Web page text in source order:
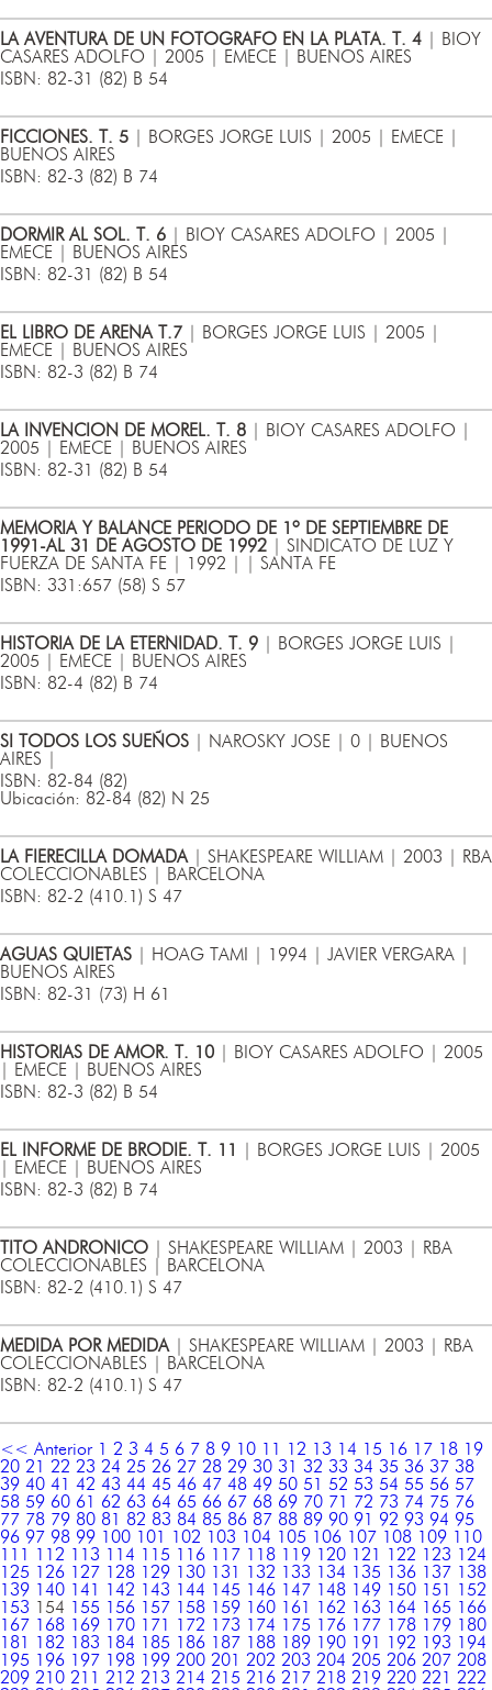
LA AVENTURA DE UN FOTOGRAFO EN LA PLATA. T. 4 | BIOY
CASARES ADOLFO | 2005 | EMECE | BUENOS AIRES
ISBN: 82-31 (82) B 54
FICCIONES. T. 5 | BORGES JORGE LUIS | 2005 | EMECE |
BUENOS AIRES
ISBN: 82-3 (82) B 74
DORMIR AL SOL. T. 6 | BIOY CASARES ADOLFO | 2005 |
EMECE | BUENOS AIRES
ISBN: 82-31 (82) B 54
EL LIBRO DE ARENA T.7 | BORGES JORGE LUIS | 2005 |
EMECE | BUENOS AIRES
ISBN: 82-3 (82) B 74
LA INVENCION DE MOREL. T. 8 | BIOY CASARES ADOLFO |
2005 | EMECE | BUENOS AIRES
ISBN: 82-31 (82) B 54
MEMORIA Y BALANCE PERIODO DE 1º DE SEPTIEMBRE DE
1991-AL 31 DE AGOSTO DE 1992 | SINDICATO DE LUZ Y
FUERZA DE SANTA FE | 1992 | | SANTA FE
ISBN: 331:657 (58) S 57
HISTORIA DE LA ETERNIDAD. T. 9 | BORGES JORGE LUIS |
2005 | EMECE | BUENOS AIRES
ISBN: 82-4 (82) B 74
SI TODOS LOS SUEÑOS | NAROSKY JOSE | 0 | BUENOS
AIRES |
ISBN: 82-84 (82)
Ubicación: 82-84 (82) N 25
LA FIERECILLA DOMADA | SHAKESPEARE WILLIAM | 2003 | RBA
COLECCIONABLES | BARCELONA
ISBN: 82-2 (410.1) S 47
AGUAS QUIETAS | HOAG TAMI | 1994 | JAVIER VERGARA |
BUENOS AIRES
ISBN: 82-31 (73) H 61
HISTORIAS DE AMOR. T. 10 | BIOY CASARES ADOLFO | 2005
| EMECE | BUENOS AIRES
ISBN: 82-3 (82) B 54
EL INFORME DE BRODIE. T. 11
| BORGES JORGE LUIS | 2005
| EMECE | BUENOS AIRES
ISBN: 82-3 (82) B 74
TITO ANDRONICO | SHAKESPEARE WILLIAM | 2003 | RBA
COLECCIONABLES | BARCELONA
ISBN: 82-2 (410.1) S 47
MEDIDA POR MEDIDA | SHAKESPEARE WILLIAM | 2003 | RBA
COLECCIONABLES | BARCELONA
ISBN: 82-2 (410.1) S 47
<< Anterior 1 2 3 4 5 6 7 8 9 10 11 12 13 14 15 16 17 18 19
20 21 22 23 24 25 26 27 28 29 30 31 32 33 34 35 36 37 38
39 40 41 42 43 44 45 46 47 48 49 50 51 52 53 54 55 56 57
58 59 60 61 62 63 64 65 66 67 68 69 70 71 72 73 74 75 76
77 78 79 80 81 82 83 84 85 86 87 88 89 90 91 92 93 94 95
96 97 98 99 100 101 102 103 104 105 106 107 108 109 110
111
112 113 114 115 116 117 118 119 120 121 122 123 124
125 126 127 128 129 130 131 132 133 134 135 136 137 138
139 140 141 142 143 144 145 146 147 148 149 150 151
152
153 154 155 156 157 158 159 160 161 162 163 164 165 166
167 168 169 170 171 172 173 174 175 176 177 178 179 180
181
182 183 184 185 186 187 188 189 190 191 192 193 194
195 196 197 198 199 200 201 202 203 204 205 206 207 208
209 210 211 212 213 214 215 216 217 218 219 220 221 222